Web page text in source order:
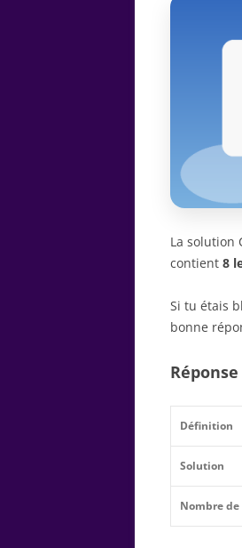
La solution
contient 8
Si tu étais
bonne
Définition
Solution
Nombre